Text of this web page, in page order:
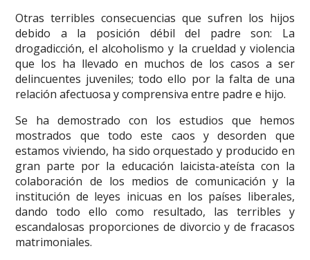
Otras terribles consecuencias que sufren los hijos
debido a la posición débil del padre son: La
drogadicción, el alcoholismo y la crueldad y violencia
que los ha llevado en muchos de los casos a ser
delincuentes juveniles; todo ello por la falta de una
relación afectuosa y comprensiva entre padre e hijo.
Se ha demostrado con los estudios que hemos
mostrados que todo este caos y desorden que
estamos viviendo, ha sido orquestado y producido en
gran parte por la educación laicista-ateísta con la
colaboración de los medios de comunicación y la
institución de leyes inicuas en los países liberales,
dando todo ello como resultado, las terribles y
escandalosas proporciones de divorcio y de fracasos
matrimoniales.